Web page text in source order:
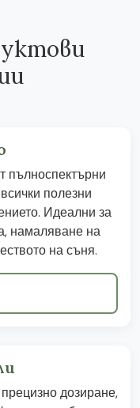
пълноспектърни
полезни
Идеални за
намаляване на
на съня.
дозиране,